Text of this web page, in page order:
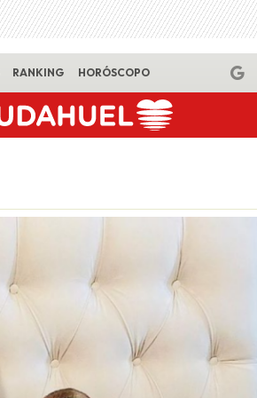
RANKING HORÓSCOPO